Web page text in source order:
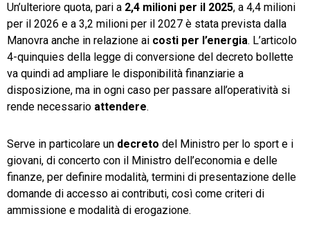
Un’ulteriore quota, pari a 2,4 milioni per il 2025, a 4,4 milioni
per il 2026 e a 3,2 milioni per il 2027 è stata prevista dalla
Manovra anche in relazione ai costi per l’energia. L’articolo
4-quinquies della legge di conversione del decreto bollette
va quindi ad ampliare le disponibilità finanziarie a
disposizione, ma in ogni caso per passare all’operatività si
rende necessario attendere.
Serve in particolare un decreto del Ministro per lo sport e i
giovani, di concerto con il Ministro dell’economia e delle
finanze, per definire modalità, termini di presentazione delle
domande di accesso ai contributi, così come criteri di
ammissione e modalità di erogazione.